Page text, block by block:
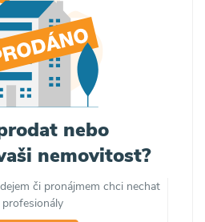
nebo
nemovitost?
či pronájmem chci nechat
profesionály